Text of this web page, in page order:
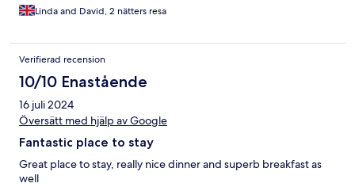
Linda and David, 2 nätters resa
Verifierad recension
10/10 Enastående
16 juli 2024
Översätt med hjälp av Google
Fantastic place to stay
Great place to stay, really nice dinner and superb breakfast as
well